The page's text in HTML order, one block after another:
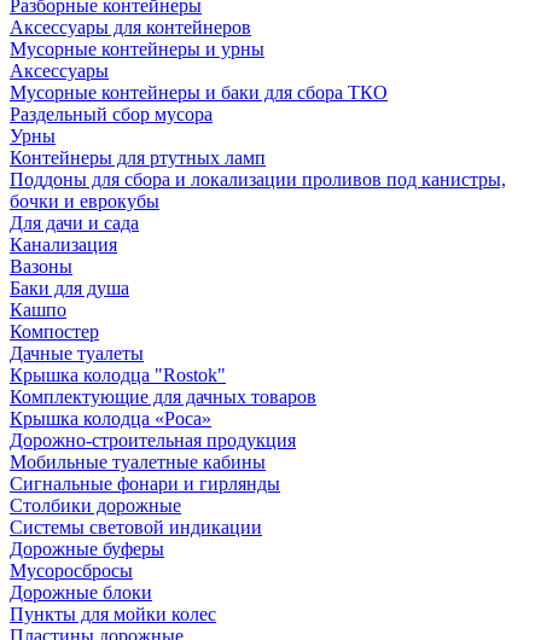
Разборные контейнеры
Аксессуары для контейнеров
Мусорные контейнеры и урны
Аксессуары
Мусорные контейнеры и баки для сбора ТКО
Раздельный сбор мусора
Урны
Контейнеры для ртутных ламп
Поддоны для сбора и локализации проливов под канистры,
бочки и еврокубы
Для дачи и сада
Канализация
Вазоны
Баки для душа
Кашпо
Компостер
Дачные туалеты
Крышка колодца "Rostok"
Комплектующие для дачных товаров
Крышка колодца «Роса»
Дорожно-строительная продукция
Мобильные туалетные кабины
Сигнальные фонари и гирлянды
Столбики дорожные
Системы световой индикации
Дорожные буферы
Мусоросбросы
Дорожные блоки
Пункты для мойки колес
Пластины дорожные